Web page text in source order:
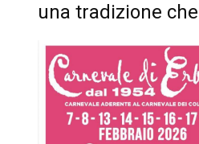
una tradizione